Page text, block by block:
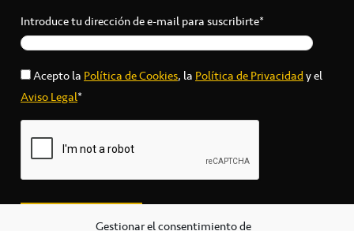
Gestionar el consentimiento de
Introduce tu dirección de e-mail para suscribirte*
Acepto laPolítica de Cookies, laPolítica de Privacidady el
Aviso Legal*